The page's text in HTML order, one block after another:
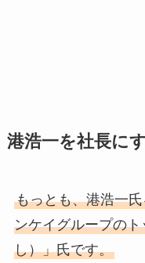
港浩一を社長に
もっとも、港浩一
ンケイグループの
し）」氏です。